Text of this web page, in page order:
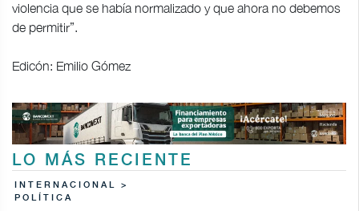
violencia que se había normalizado y que ahora no debemos
de permitir”.
Edicón: Emilio Gómez
LO MÁS RECIENTE
INTERNACIONAL >
POLÍTICA